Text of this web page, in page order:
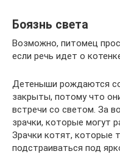
Боязнь света
Возможно, питомец
если речь идет о
Детеныши рождаются
закрыты, потому что
встречи со светом. За
зрачки, которые могут
Зрачки котят, которые
подстраиваться под